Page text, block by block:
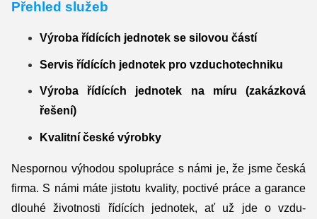
Přehled služeb
Výroba řídících jednotek se silovou částí
Servis řídících jednotek pro vzduchotechniku
Výroba řídících jednotek na míru (zakázková
řešení)
Kvalitní české výrobky
Nespornou výhodou spolupráce s námi je, že jsme česká
firma. S námi máte jistotu kvality, poctivé práce a garance
dlouhé životnosti řídících jednotek, ať už jde o vzdu-